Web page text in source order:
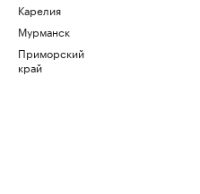
Карелия
Мурманск
Приморский
край